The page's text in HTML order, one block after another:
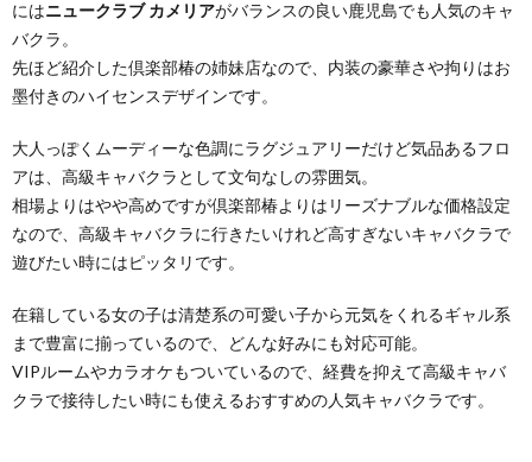
にはニュークラブ カメリアがバランスの良い鹿児島でも人気のキャ
バクラ。
先ほど紹介した倶楽部椿の姉妹店なので、内装の豪華さや拘りはお
墨付きのハイセンスデザインです。
大人っぽくムーディーな色調にラグジュアリーだけど気品あるフロ
アは、高級キャバクラとして文句なしの雰囲気。
相場よりはやや高めですが倶楽部椿よりはリーズナブルな価格設定
なので、高級キャバクラに行きたいけれど高すぎないキャバクラで
遊びたい時にはピッタリです。
在籍している女の子は清楚系の可愛い子から元気をくれるギャル系
まで豊富に揃っているので、どんな好みにも対応可能。
VIPルームやカラオケもついているので、経費を抑えて高級キャバ
クラで接待したい時にも使えるおすすめの人気キャバクラです。